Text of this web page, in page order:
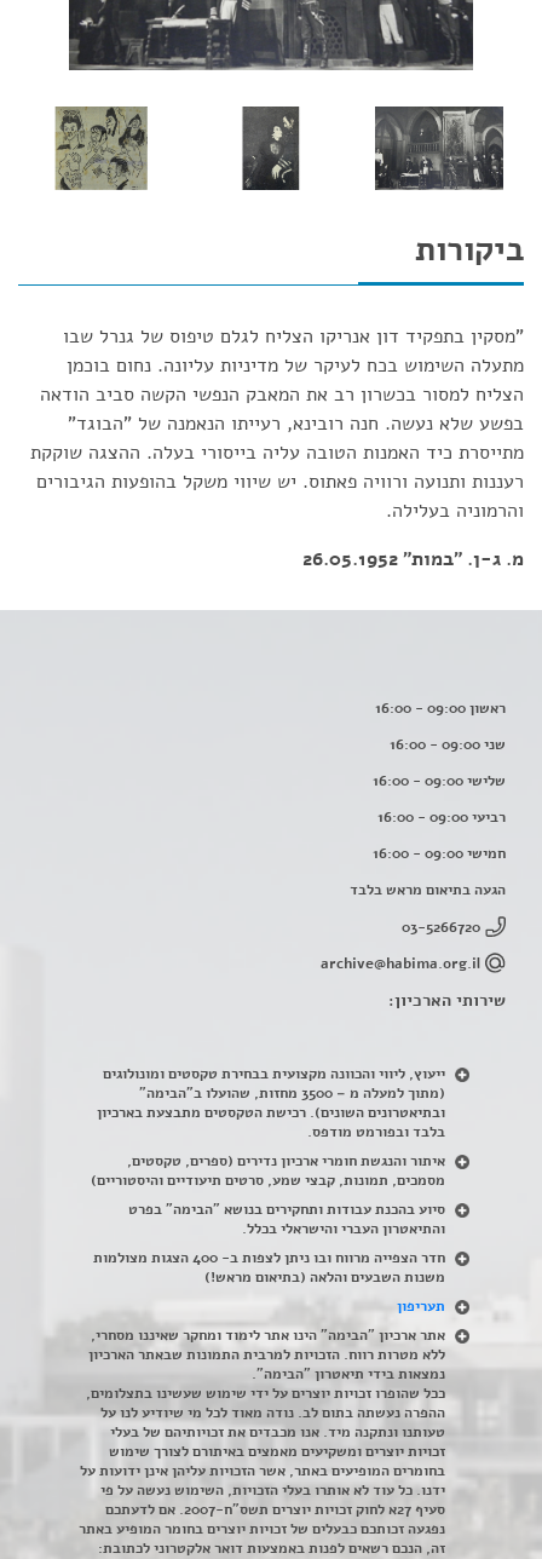
ביקורות
"מסקין בתפקיד דון אנריקו הצליח לגלם טיפוס של גנרל שבו
מתעלה השימוש בכח לעיקר של מדיניות עליונה. נחום בוכמן
הצליח למסור בכשרון רב את המאבק הנפשי הקשה סביב הודאה
בפשע שלא נעשה. חנה רובינא, רעייתו הנאמנה של "הבוגד"
מתייסרת כיד האמנות הטובה עליה בייסורי בעלה. ההצגה שוקקת
רעננות ותנועה ורוויה פאתוס. יש שיווי משקל בהופעות הגיבורים
והרמוניה בעלילה.
מ. ג-ן. "במות" 26.05.1952
ראשון 09:00 - 16:00
שני 09:00 - 16:00
שלישי 09:00 - 16:00
רביעי 09:00 - 16:00
חמישי 09:00 - 16:00
הגעה בתיאום מראש בלבד
03-5266720
archive@habima.org.il
שירותי הארכיון:
ייעוץ, ליווי והכוונה מקצועית בבחירת טקסטים ומונולוגים
(מתוך למעלה מ – 3500 מחזות, שהועלו ב"הבימה"
ובתיאטרונים השונים). רכישת הטקסטים מתבצעת בארכיון
בלבד ובפורמט מודפס.
איתור והנגשת חומרי ארכיון נדירים (ספרים, טקסטים,
מסמכים, תמונות, קבצי שמע, סרטים תיעודיים והיסטוריים)
סיוע בהכנת עבודות ותחקירים בנושא "הבימה" בפרט
והתיאטרון העברי והישראלי בכלל.
חדר הצפייה מרווח ובו ניתן לצפות ב- 400 הצגות מצולמות
משנות השבעים והלאה (בתיאום מראש!)
תעריפון
אתר ארכיון "הבימה" הינו אתר לימוד ומחקר שאיננו מסחרי,
ללא מטרות רווח. הזכויות למרבית התמונות שבאתר הארכיון
נמצאות בידי תיאטרון "הבימה".
ככל שהופרו זכויות יוצרים על ידי שימוש שעשינו בתצלומים,
ההפרה נעשתה בתום לב. נודה מאוד לכל מי שיודיע לנו על
טעותנו ונתקנה מיד. אנו מכבדים את זכויותיהם של בעלי
זכויות יוצרים ומשקיעים מאמצים באיתורם לצורך שימוש
בחומרים המופיעים באתר, אשר הזכויות עליהן אינן ידועות על
ידנו. כל עוד לא אותרו בעלי הזכויות, השימוש נעשה על פי
סעיף 27א לחוק זכויות יוצרים תשס"ח-2007. אם לדעתכם
נפגעה זכותכם כבעלים של זכויות יוצרים בחומר המופיע באתר
זה, הנכם רשאים לפנות באמצעות דואר אלקטרוני לכתובת: